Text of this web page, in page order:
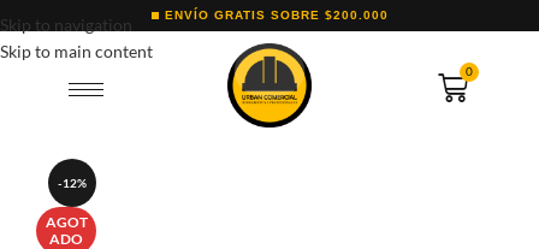
Skip to navigation
Skip to main content
ENVÍO GRATIS SOBRE $200.000
0
-12%
AGOT
ADO